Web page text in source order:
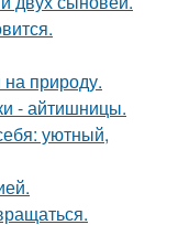
природу.
- айтишницы.
уютный,